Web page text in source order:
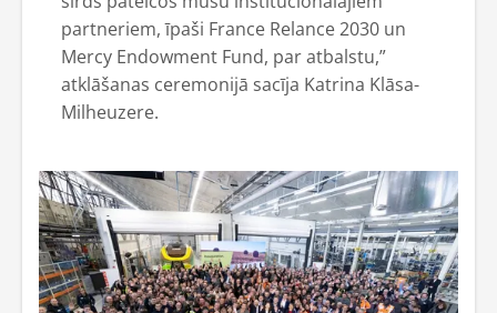
partneriem, īpaši France Relance 2030 un
Mercy Endowment Fund, par atbalstu,”
atklāšanas ceremonijā sacīja Katrina Klāsa-
Milheuzere.